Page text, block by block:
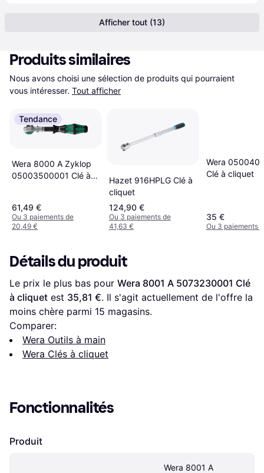
Afficher tout (13)
Produits similaires
Nous avons choisi une sélection de produits qui pourraient
vous intéresser. Tout afficher
Tendance
Wera 8000 A Zyklop
05003500001 Clé à
61,49 €
Ou 3 paiements de
20,49 €
Hazet 916HPLG Clé à
cliquet
124,90 €
Ou 3 paiements de
41,63 €
Wera
Clé à cliquet
35 €
Ou 3 paiements
Détails du produit
Le prix le plus bas pour Wera 8001 A 5073230001 Clé
à cliquet est 35,81 €. Il s'agit actuellement de l'offre la
moins chère parmi 15 magasins.
Comparer:
Wera Outils à main
Wera Clés à cliquet
Fonctionnalités
Produit
Wera 8001 A